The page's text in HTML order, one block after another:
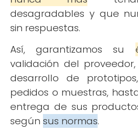
desagradables y que
sin respuestas.
Así, garantizamos su
validación del
desarrollo de
pedidos o muestras,
entrega de sus
según sus normas.